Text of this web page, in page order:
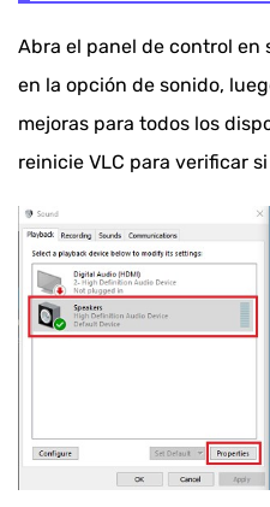
Abra el panel de control en
en la opción de sonido,
mejoras para todos los
reinicie VLC para verificar